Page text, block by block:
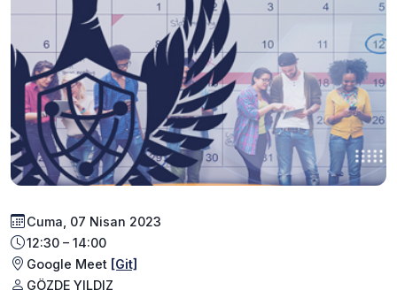
Cuma, 07 Nisan 2023
12:30 – 14:00
Google Meet [Git]
GÖZDE YILDIZ